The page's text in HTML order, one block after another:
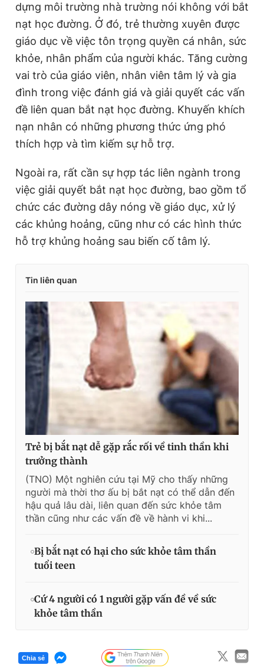
dựng môi trường nhà trường nói không với bắt
nạt học đường. Ở đó, trẻ thường xuyên được
giáo dục về việc tôn trọng quyền cá nhân, sức
khỏe, nhân phẩm của người khác. Tăng cường
vai trò của giáo viên, nhân viên tâm lý và gia
đình trong việc đánh giá và giải quyết các vấn
đề liên quan bắt nạt học đường. Khuyến khích
nạn nhân có những phương thức ứng phó
thích hợp và tìm kiếm sự hỗ trợ.
Ngoài ra, rất cần sự hợp tác liên ngành trong
việc giải quyết bắt nạt học đường, bao gồm tổ
chức các đường dây nóng về giáo dục, xử lý
các khủng hoảng, cũng như có các hình thức
hỗ trợ khủng hoảng sau biến cố tâm lý.
Tin liên quan
Trẻ bị bắt nạt dễ gặp rắc rối về tinh thần khi
trưởng thành
(TNO) Một nghiên cứu tại Mỹ cho thấy những
người mà thời thơ ấu bị bắt nạt có thể dẫn đến
hậu quả lâu dài, liên quan đến sức khỏe tâm
thần cũng như các vấn đề về hành vi khi...
Bị bắt nạt có hại cho sức khỏe tâm thần
tuổi teen
Cứ 4 người có 1 người gặp vấn đề về sức
khỏe tâm thần
Chia sẻ